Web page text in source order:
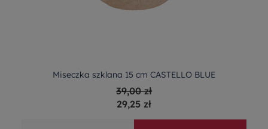
Miseczka szklana 15 cm CASTELLO BLUE
39,00 zł
29,25 zł